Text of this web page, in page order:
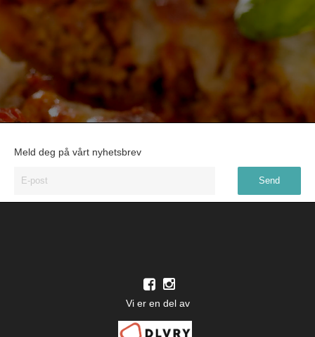
Meld deg på vårt nyhetsbrev
Vi er en del av